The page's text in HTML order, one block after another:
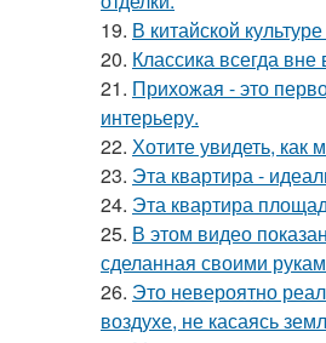
19. В китайской
20. Классика всегда
21. Прихожая - это
интерьеру.
22. Хотите увидеть,
23. Эта квартира -
24. Эта квартира
25. В этом видео
сделанная своими
26. Это невероятно
воздухе, не касаясь